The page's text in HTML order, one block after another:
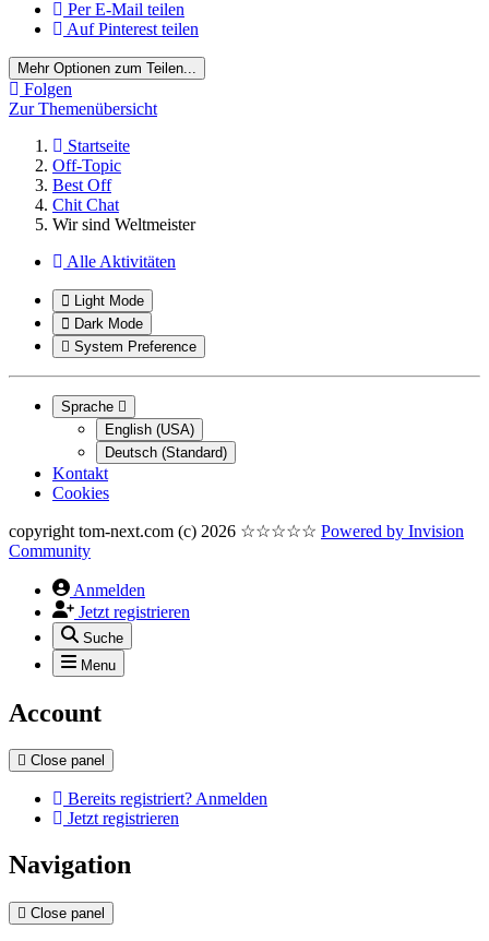
Per E-Mail teilen
Auf Pinterest teilen
Mehr Optionen zum Teilen...
Folgen
Zur Themenübersicht
Startseite
Off-Topic
Best Off
Chit Chat
Wir sind Weltmeister
Alle Aktivitäten
Light Mode
Dark Mode
System Preference
Sprache
English (USA)
Deutsch (Standard)
Kontakt
Cookies
copyright tom-next.com (c) 2026 ☆☆☆☆☆ Powered by Invision
Community
Anmelden
Jetzt registrieren
Suche
Menu
Account
Close panel
Bereits registriert? Anmelden
Jetzt registrieren
Navigation
Close panel